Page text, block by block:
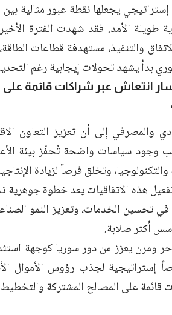
يجعلها نقطة عبور مثالية
طويلة الأمد. فقد شهدت الفترة
والتنفيذ، مستهدفة قطاعات
بدأ يشهد تحولات إيجابية رغم
انتعاش عبر شراكات قائمة على
والمصرفي إلى أن تعزيز التعاون
وجود سياسات واضحة تُحفّز بيئة
وتخلق فرصاً لزيادة
هذه الاتفاقيات يعد خطوة جوهرية
في تحسين الخدمات، وتعزيز النمو
أكثر صلابة.
ومرن يعزز من دور سوريا كوجهة
إستراتيجية لجذب رؤوس الأموال
قائمة على المصالح المشتركة